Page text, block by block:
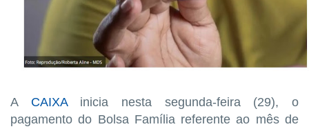
A CAIXAinicia nesta segunda-feira (29), o
pagamento do Bolsa Família referente ao mês de